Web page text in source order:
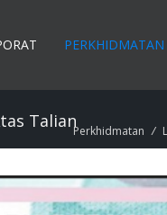
PERKHIDMATAN
TalianPerkhidmatan /